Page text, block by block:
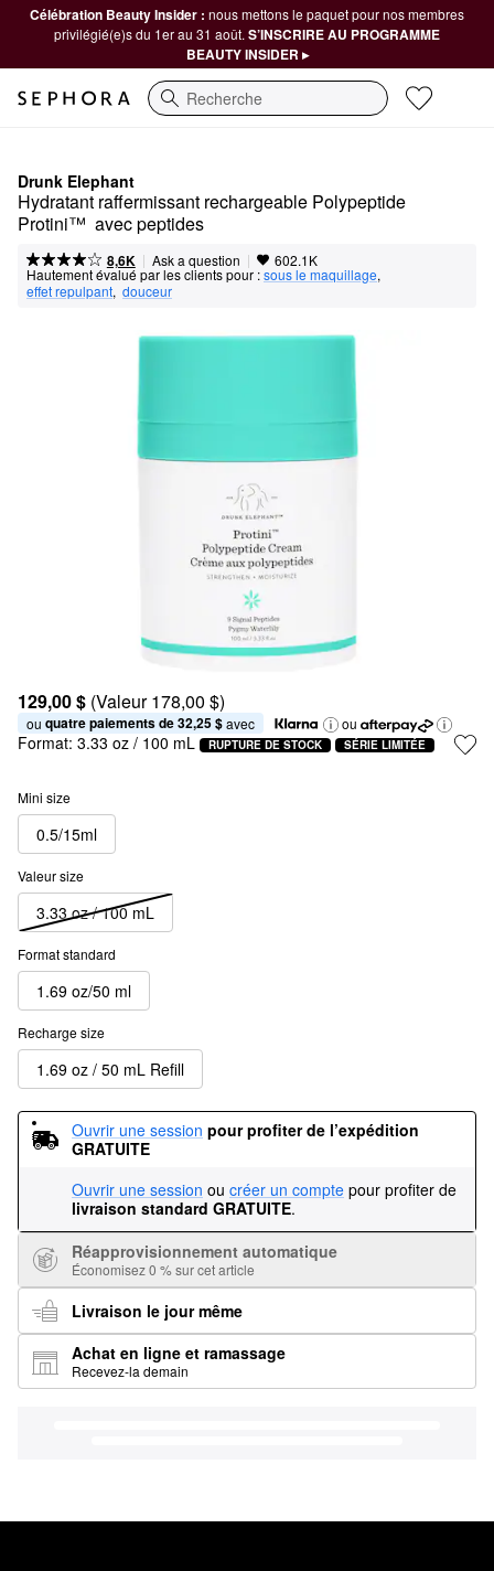
Célébration Beauty Insider : nous mettons le paquet pour nos membres
privilégié(e)s du 1er au 31 août. S’INSCRIRE AU PROGRAMME
BEAUTY INSIDER ▸
Recherche
Drunk Elephant
Hydratant raffermissant rechargeable Polypeptide
Protini™  avec peptides
8,6K | Ask a question | 602.1K
Hautement évalué par les clients pour :sous le maquillage,
effet repulpant, douceur
129,00 $ (Valeur 178,00 $)
ou quatre paiements de 32,25 $ avec ou
Format: 3.33 oz / 100 mL RUPTURE DE STOCK SÉRIE LIMITÉE
Mini size
0.5/15ml
Valeur size
3.33 oz / 100 mL
Format standard
1.69 oz/50 ml
Recharge size
1.69 oz / 50 mL Refill
Ouvrir une session pour profiter de l’expédition
GRATUITE
Ouvrir une session ou créer un compte pour profiter de
livraison standard GRATUITE.
Réapprovisionnement automatique
Économisez 0 % sur cet article
Livraison le jour même
Achat en ligne et ramassage
Recevez-la demain